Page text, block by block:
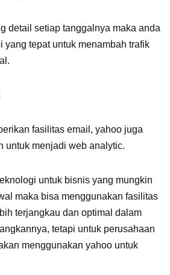
detail setiap tanggalnya maka anda
yang tepat untuk menambah trafik
fasilitas email, yahoo juga
untuk menjadi web analytic.
untuk bisnis yang mungkin
maka bisa menggunakan fasilitas
terjangkau dan optimal dalam
tetapi untuk perusahaan
menggunakan yahoo untuk